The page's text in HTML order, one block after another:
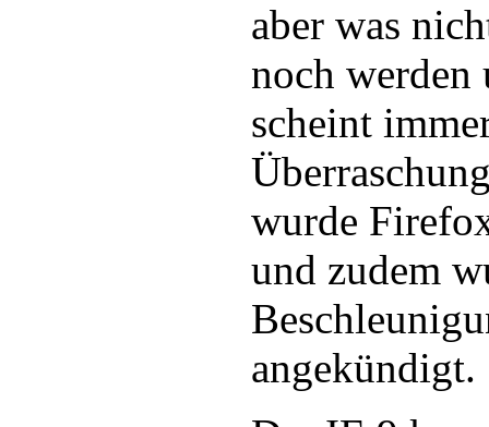
aber was
noch
scheint
wurde
und zudem
angekündigt.